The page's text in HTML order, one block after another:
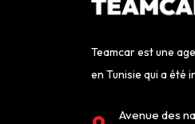
Teamcar est une
en Tunisie qui a été
Avenue des